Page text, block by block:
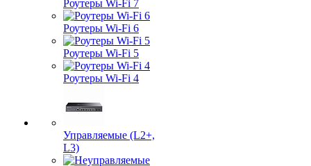
Роутеры Wi-Fi 7
Роутеры Wi-Fi 6
Роутеры Wi-Fi 5
Роутеры Wi-Fi 4
Управляемые (L2+,
L3)